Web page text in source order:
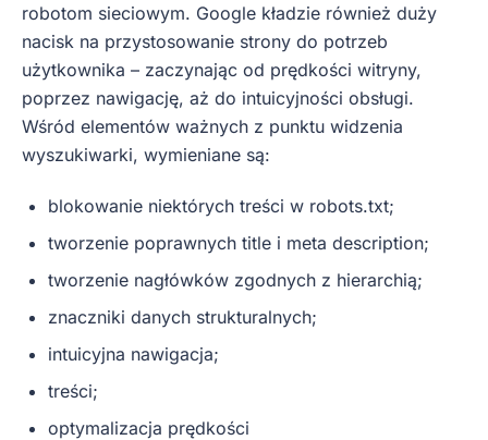
robotom sieciowym. Google kładzie również duży
nacisk na przystosowanie strony do potrzeb
użytkownika – zaczynając od prędkości witryny,
poprzez nawigację, aż do intuicyjności obsługi.
Wśród elementów ważnych z punktu widzenia
wyszukiwarki, wymieniane są:
blokowanie niektórych treści w robots.txt;
tworzenie poprawnych title i meta description;
tworzenie nagłówków zgodnych z hierarchią;
znaczniki danych strukturalnych;
intuicyjna nawigacja;
treści;
optymalizacja prędkości